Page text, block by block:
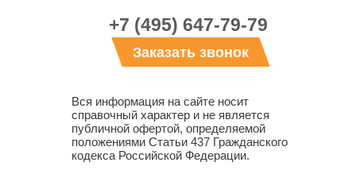
+7 (495) 647-79-79
Заказать звонок
Вся информация на сайте носит
справочный характер и не является
публичной офертой, определяемой
положениями Статьи 437 Гражданского
кодекса Российской Федерации.